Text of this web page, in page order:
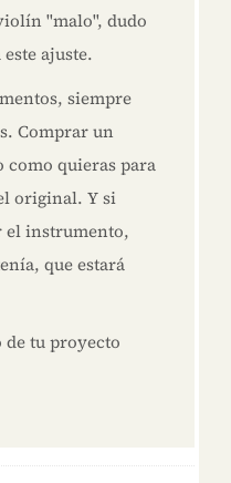
"malo", dudo
ajuste.
siempre
Comprar un
quieras para
original. Y si
el instrumento,
que estará
de tu proyecto